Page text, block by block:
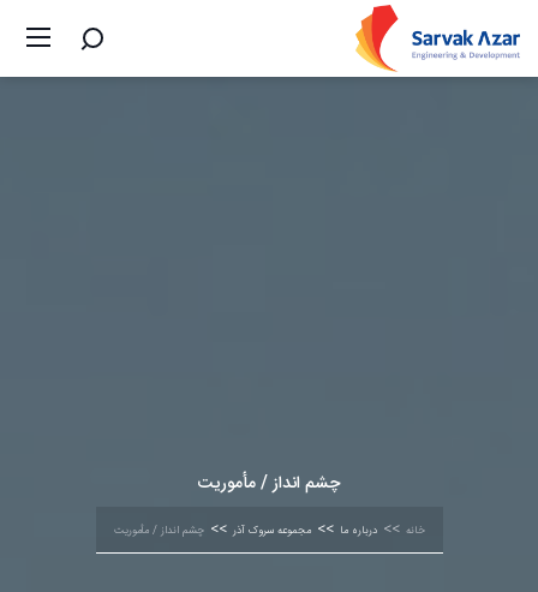
چشم انداز / مأموریت
خانه درباره ما مجموعه سروک آذر چشم انداز / مأموریت